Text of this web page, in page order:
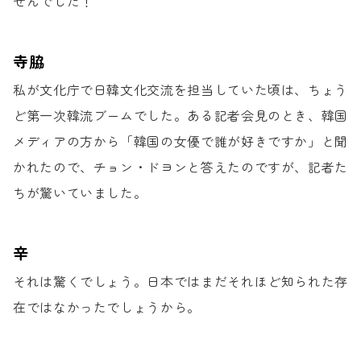
寺脇
私が文化庁で日韓文化交流を担当していた頃は、 ちょう
ど第一次韓流ブームでした。 ある記者会見のとき、韓国
メディアの方から 「韓国の女優で誰が好きですか」と聞
かれたので、 チョン・ドヨンと答えたのですが、記者た
ちが驚いていました。
辛
それは驚くでしょう。 日本ではまだそれほど知られた存
在ではなかったでしょうから。